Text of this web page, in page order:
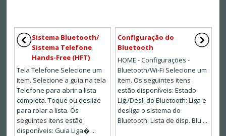
Sistema Bluetooth/
Sistema Telefone
Hands-Free (HFT)
Tela Telefone Selecione um
item. Selecione a guia na tela
Telefone para abrir a lista
completa. Toque ou deslize
para rolar a lista. Os
seguintes itens estão
disponíveis: Guia Liga� ...
Configuração do
Bluetooth
HOME - Configurações -
Bluetooth/Wi-Fi Selecione um
item. Os seguintes itens
estão disponíveis: Estado
Lig./Desl. do Bluetooth: Liga e
desliga o sistema do
Bluetooth. Lista de disp. Blu ...